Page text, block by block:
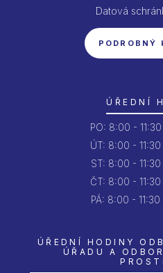
Datová
PODROBNÝ
ÚŘEDNÍ
PO: 8:00 - 11:30
ÚT: 8:00 - 11:30
ST: 8:00 - 11:30
ČT: 8:00 - 11:30
PÁ: 8:00 - 11:30
ÚŘEDNÍ HODINY
ÚŘADU A